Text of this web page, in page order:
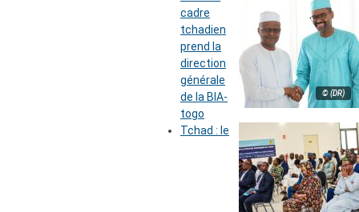
© (DR)
cadre
tchadien
prend la
direction
générale
de la BIA-
togo
Tchad : le